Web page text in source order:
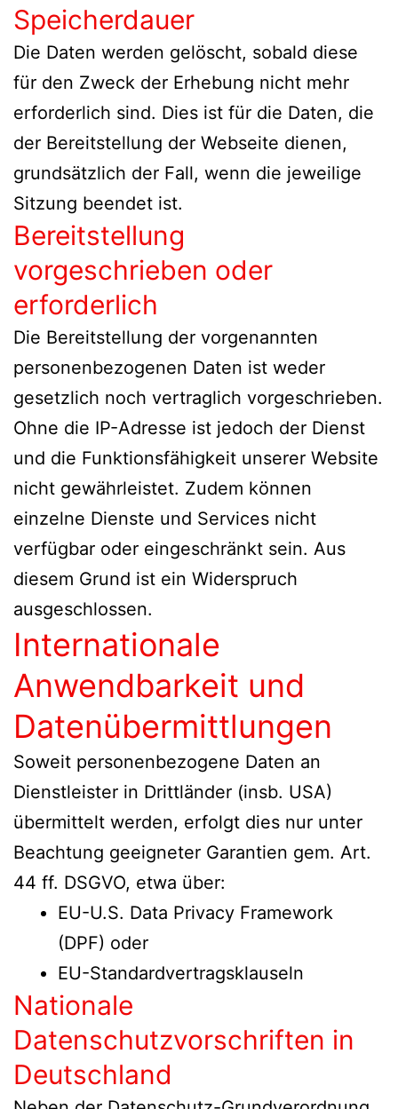
Speicherdauer
Die Daten werden gelöscht, sobald diese
für den Zweck der Erhebung nicht mehr
erforderlich sind. Dies ist für die Daten, die
der Bereitstellung der Webseite dienen,
grundsätzlich der Fall, wenn die jeweilige
Sitzung beendet ist.
Bereitstellung
vorgeschrieben oder
erforderlich
Die Bereitstellung der vorgenannten
personenbezogenen Daten ist weder
gesetzlich noch vertraglich vorgeschrieben.
Ohne die IP-Adresse ist jedoch der Dienst
und die Funktionsfähigkeit unserer Website
nicht gewährleistet. Zudem können
einzelne Dienste und Services nicht
verfügbar oder eingeschränkt sein. Aus
diesem Grund ist ein Widerspruch
ausgeschlossen.
Internationale
Anwendbarkeit und
Datenübermittlungen
Soweit personenbezogene Daten an
Dienstleister in Drittländer (insb. USA)
übermittelt werden, erfolgt dies nur unter
Beachtung geeigneter Garantien gem. Art.
44 ff. DSGVO, etwa über:
EU-U.S. Data Privacy Framework
(DPF) oder
EU-Standardvertragsklauseln
Nationale
Datenschutzvorschriften in
Deutschland